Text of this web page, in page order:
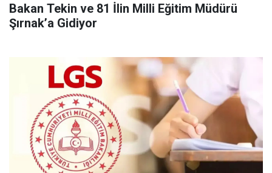
Bakan Tekin ve 81 İlin Milli Eğitim Müdürü
Şırnak’a Gidiyor